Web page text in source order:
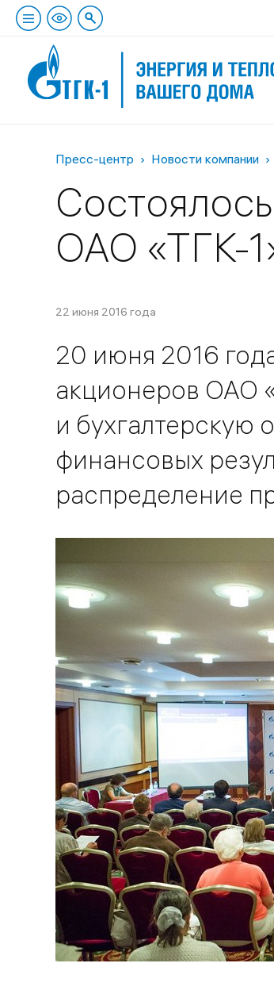
Пресс-центр Новости компании
ОАО «ТГК-
22 июня 2016 года
20 июня 2016
акционеров ОАО
и бухгалтерскую
финансовых
распределение